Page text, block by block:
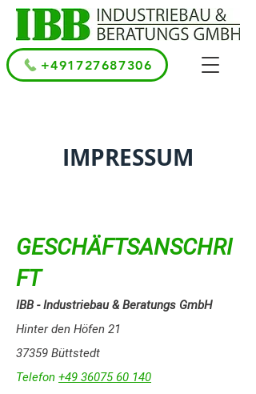
+491727687306
IMPRESSUM
GESCHÄFTSANSCHRI
FT
IBB - Industriebau & Beratungs GmbH
Hinter den Höfen 21
37359 Büttstedt
Telefon +49 36075 60 140